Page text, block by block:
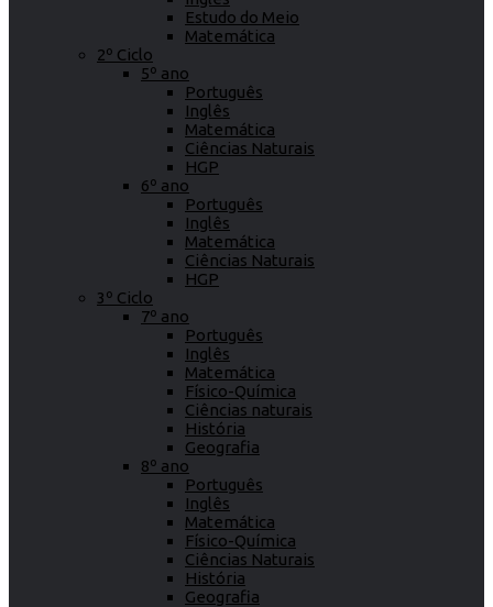
Estudo do Meio
Matemática
2º Ciclo
5º ano
Português
Inglês
Matemática
Ciências Naturais
HGP
6º ano
Português
Inglês
Matemática
Ciências Naturais
HGP
3º Ciclo
7º ano
Português
Inglês
Matemática
Físico-Química
Ciências naturais
História
Geografia
8º ano
Português
Inglês
Matemática
Físico-Química
Ciências Naturais
História
Geografia